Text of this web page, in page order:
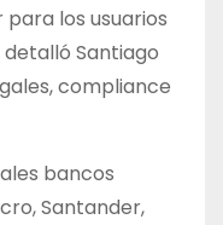
los usuarios
Santiago
compliance
bancos
Santander,